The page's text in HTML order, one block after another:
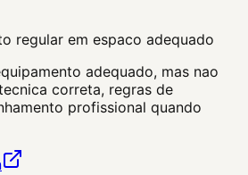
regular em espaco adequado
adequado, mas nao
correta, regras de
profissional quando